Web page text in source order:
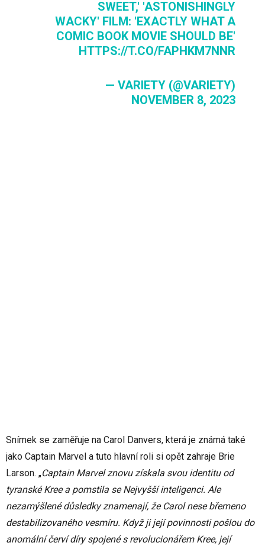
SWEET,' 'ASTONISHINGLY
WACKY' FILM: 'EXACTLY WHAT A
COMIC BOOK MOVIE SHOULD BE'
HTTPS://T.CO/FAPHKM7NNR
— VARIETY (@VARIETY)
NOVEMBER 8, 2023
Snímek se zaměřuje na Carol Danvers, která je známá také
jako Captain Marvel a tuto hlavní roli si opět zahraje Brie
Larson. „Captain Marvel znovu získala svou identitu od
tyranské Kree a pomstila se Nejvyšší inteligenci. Ale
nezamýšlené důsledky znamenají, že Carol nese břemeno
destabilizovaného vesmíru. Když ji její povinnosti pošlou do
anomální červí díry spojené s revolucionářem Kree, její